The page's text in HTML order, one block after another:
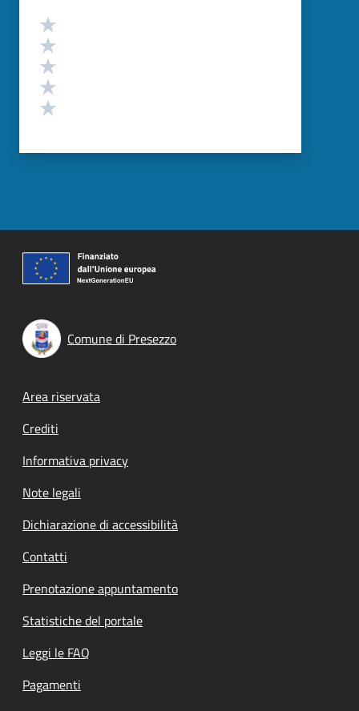
Valutazione
Comune di Presezzo
Footer menu
Area riservata
Crediti
Informativa privacy
Note legali
Dichiarazione di accessibilità
Contatti
Prenotazione appuntamento
Statistiche del portale
Leggi le FAQ
Pagamenti